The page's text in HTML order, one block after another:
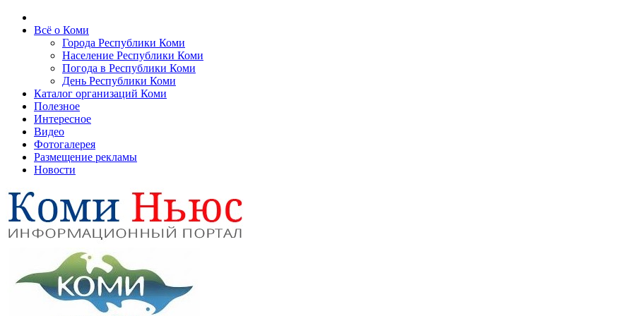
Всё о Коми
Города Республики Коми
Население Республики Коми
Погода в Республики Коми
День Республики Коми
Каталог организаций Коми
Полезное
Интересное
Видео
Фотогалерея
Размещение рекламы
Новости